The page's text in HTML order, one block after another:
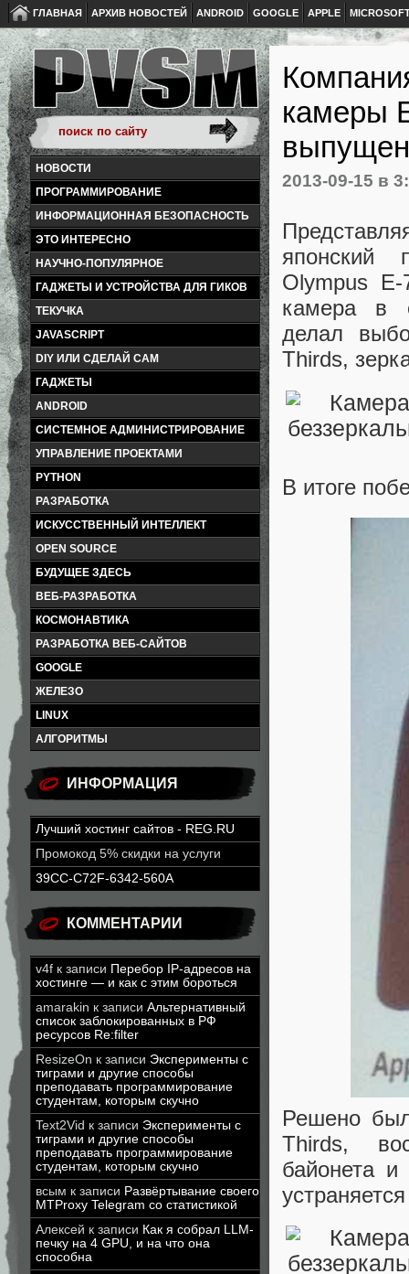
ГЛАВНАЯ АРХИВ НОВОСТЕЙ ANDROID GOOGLE APPLE
НОВОСТИ
ПРОГРАММИРОВАНИЕ
ИНФОРМАЦИОННАЯ БЕЗОПАСНОСТЬ
ЭТО ИНТЕРЕСНО
НАУЧНО-ПОПУЛЯРНОЕ
ГАДЖЕТЫ И УСТРОЙСТВА ДЛЯ ГИКОВ
ТЕКУЧКА
JAVASCRIPT
DIY ИЛИ СДЕЛАЙ САМ
ГАДЖЕТЫ
ANDROID
СИСТЕМНОЕ АДМИНИСТРИРОВАНИЕ
УПРАВЛЕНИЕ ПРОЕКТАМИ
PYTHON
РАЗРАБОТКА
ИСКУССТВЕННЫЙ ИНТЕЛЛЕКТ
OPEN SOURCE
БУДУЩЕЕ ЗДЕСЬ
ВЕБ-РАЗРАБОТКА
КОСМОНАВТИКА
РАЗРАБОТКА ВЕБ-САЙТОВ
GOOGLE
ЖЕЛЕЗО
LINUX
АЛГОРИТМЫ
ИНФОРМАЦИЯ
Лучший хостинг сайтов - REG.RU
Промокод 5% скидки на услуги
39CC-C72F-6342-560A
КОММЕНТАРИИ
v4f к записи Перебор IP-адресов на
хостинге — и как с этим бороться
amarakin к записи Альтернативный
список заблокированных в РФ
ресурсов Re:filter
ResizeOn к записи Эксперименты с
тиграми и другие способы
преподавать программирование
студентам, которым скучно
Text2Vid к записи Эксперименты с
тиграми и другие способы
преподавать программирование
студентам, которым скучно
всым к записи Развёртывание своего
MTProxy Telegram со статистикой
Алексей к записи Как я собрал LLM-
печку на 4 GPU, и на что она
способна
камеры
2013-09-15 в
японский
Olympus
камера в
делал
Thirds,
В итоге
Решено
Thirds,
байонета и